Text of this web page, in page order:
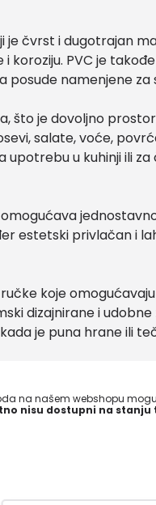
je čvrst i dugotrajan
koroziju. PVC je
posude namenjene
što je dovoljno
salate, voće,
u kuhinji ili
estetski privlačan i
koje
dizajnirane i
je puna hrane ili
na našem webshopu
nisu dostupni na